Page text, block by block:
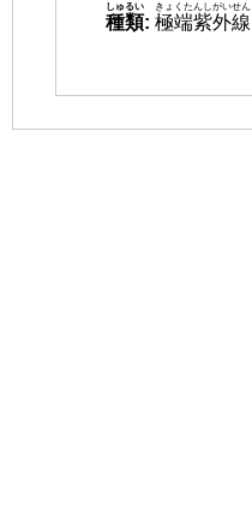
種類
しゅるい
: 極端紫外線
きょくたんしがいせん